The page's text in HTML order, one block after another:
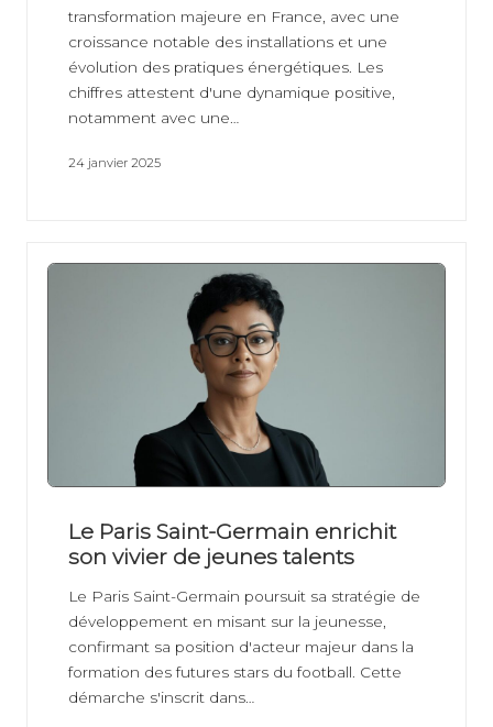
transformation majeure en France, avec une
croissance notable des installations et une
évolution des pratiques énergétiques. Les
chiffres attestent d'une dynamique positive,
notamment avec une…
24 janvier 2025
Le Paris Saint-Germain enrichit
son vivier de jeunes talents
Le Paris Saint-Germain poursuit sa stratégie de
développement en misant sur la jeunesse,
confirmant sa position d'acteur majeur dans la
formation des futures stars du football. Cette
démarche s'inscrit dans…